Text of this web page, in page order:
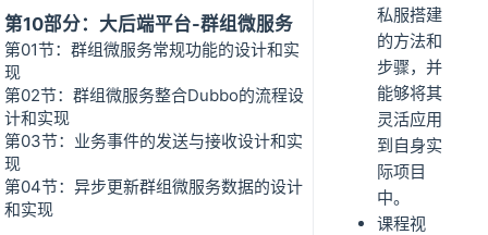
第10部分：大后端平台-群组微服务
第01节：群组微服务常规功能的设计和实
现
第02节：群组微服务整合Dubbo的流程设
计和实现
第03节：业务事件的发送与接收设计和实
现
第04节：异步更新群组微服务数据的设计
和实现
私服搭建
的方法和
步骤，并
能够将其
灵活应用
到自身实
际项目
中。
课程视